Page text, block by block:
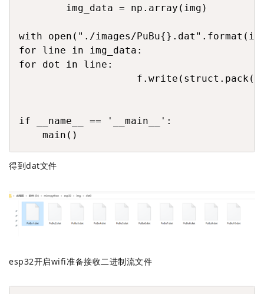
        img_data = np.array(img)
with open("./images/
for line in img_data:
for dot in line:
if __name__ == '__main__':
    main()
得到dat文件
esp32开启wifi准备接收二进制流文件